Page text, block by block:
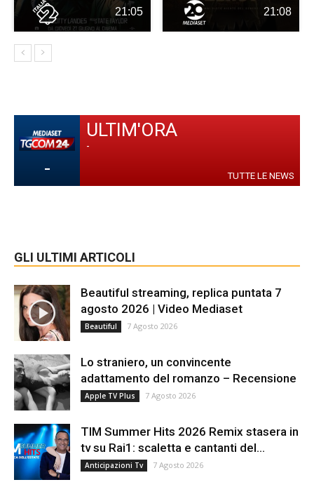
21:05 21:08
-
ULTIM'ORA
-
TUTTE LE NEWS
GLI ULTIMI ARTICOLI
Beautiful streaming, replica puntata 7
agosto 2026 | Video Mediaset
Beautiful 7 Agosto 2026
Lo straniero, un convincente
adattamento del romanzo – Recensione
Apple TV Plus 7 Agosto 2026
TIM Summer Hits 2026 Remix stasera in
tv su Rai1: scaletta e cantanti del...
Anticipazioni Tv 7 Agosto 2026